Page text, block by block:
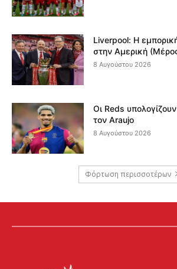
Liverpool: Η
στην Αμερική
8 Αυγούστου 2026
Οι Reds
τον Araujo
8 Αυγούστου 2026
Φόρτωση περισσοτέρων